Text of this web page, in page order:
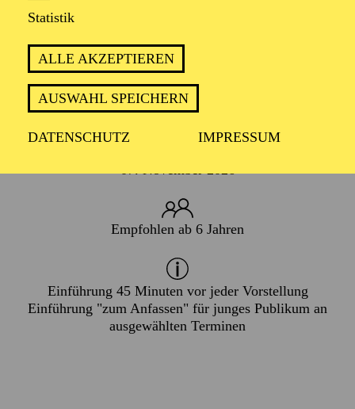
Statistik
ALLE AKZEPTIEREN
AUSWAHL SPEICHERN
DATENSCHUTZ IMPRESSUM
MÄRCHENHAFT, EMOTIONAL UND
VOLLER WEIHNACHTSZAUBER: EIN
"NUSSKNACKER" FÜR DIE GANZE
FAMILIE
Empfohlen ab 6 Jahren
Einführung 45 Minuten vor jeder Vorstellung
Einführung "zum Anfassen" für junges Publikum an
ausgewählten Terminen